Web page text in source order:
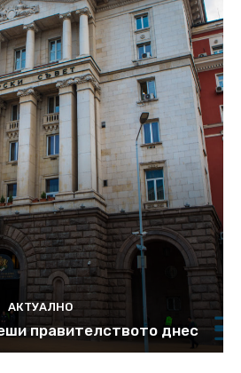
АКТУАЛНО
правителството днес